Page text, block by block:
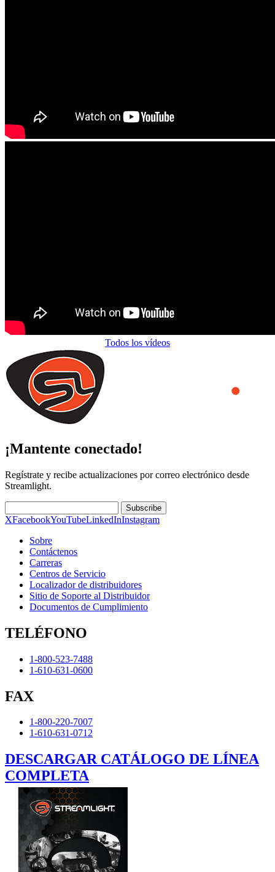
Todos los vídeos
¡Mantente conectado!
Regístrate y recibe actualizaciones por correo electrónico desde
Streamlight.
Subscribe
XFacebookYouTubeLinkedInInstagram
Sobre
Contáctenos
Carreras
Centros de Servicio
Localizador de distribuidores
Sitio de Soporte al Distribuidor
Documentos de Cumplimiento
TELÉFONO
1-800-523-7488
1-610-631-0600
FAX
1-800-220-7007
1-610-631-0712
DESCARGAR CATÁLOGO DE LÍNEA
COMPLETA